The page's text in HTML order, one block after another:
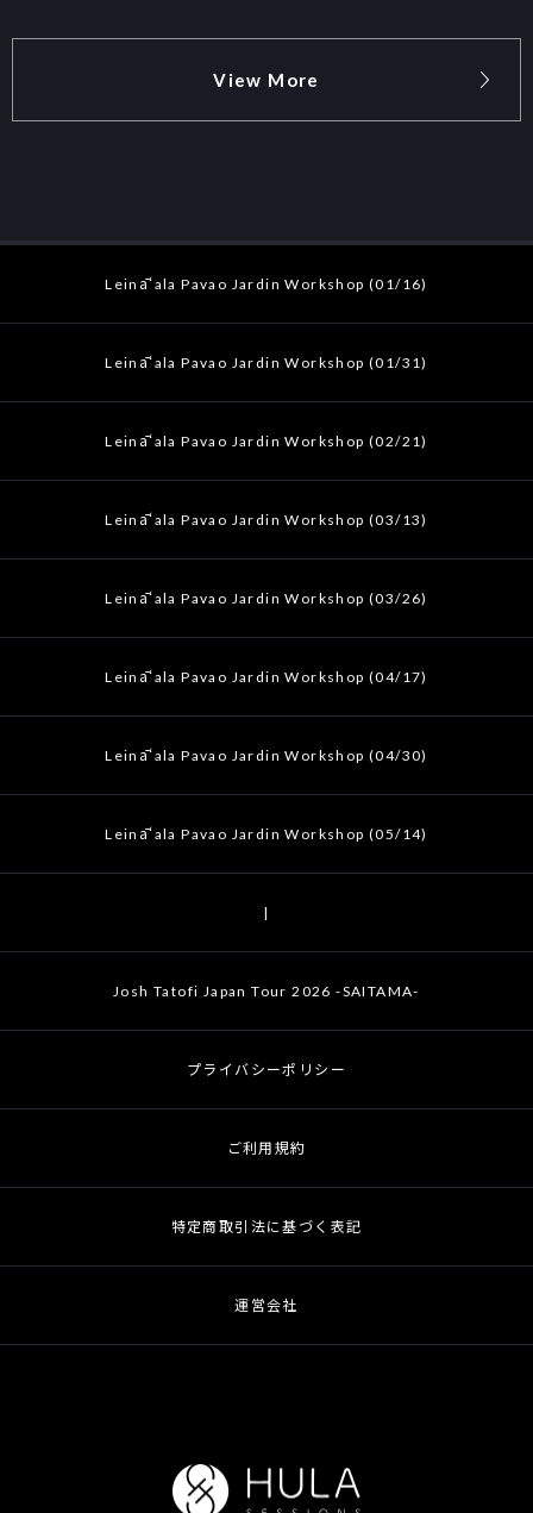
View More
Leināʻala Pavao Jardin Workshop (01/16)
Leināʻala Pavao Jardin Workshop (01/31)
Leināʻala Pavao Jardin Workshop (02/21)
Leināʻala Pavao Jardin Workshop (03/13)
Leināʻala Pavao Jardin Workshop (03/26)
Leināʻala Pavao Jardin Workshop (04/17)
Leināʻala Pavao Jardin Workshop (04/30)
Leināʻala Pavao Jardin Workshop (05/14)
|
Josh Tatofi Japan Tour 2026 -SAITAMA-
プライバシーポリシー
ご利用規約
特定商取引法に基づく表記
運営会社